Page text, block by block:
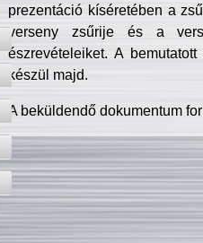
prezentáció kíséretében a
verseny zsűrije és a
észrevételeiket. A
készül majd.
A beküldendő dokumentum